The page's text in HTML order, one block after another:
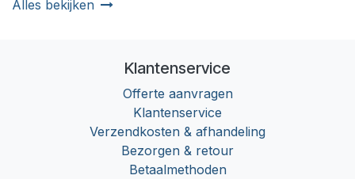
Alles bekijken
Klantenservice
Offerte aanvragen
Klantenservice
Verzendkosten & afhandeling
Bezorgen & retour
Betaalmethoden